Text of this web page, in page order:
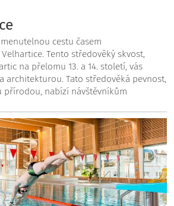
cestu časem
Tento středověký skvost,
na přelomu 13. a 14. století, vás
architekturou. Tato středověká pevnost,
přírodou, nabízí návštěvníkům